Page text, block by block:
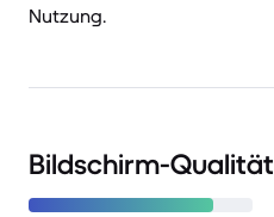
Nutzung.
Bildschirm-Qualität